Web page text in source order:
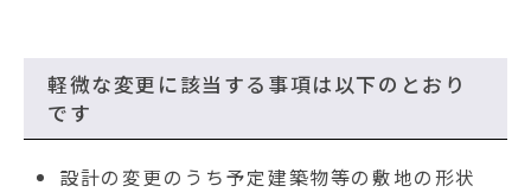
軽微な変更に該当する事項は以下のとおり
です
設計の変更のうち予定建築物等の敷地の形状